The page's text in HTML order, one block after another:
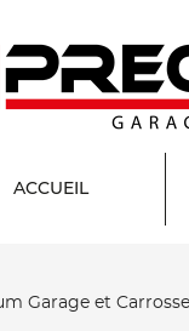
ACCUEIL
Garage et